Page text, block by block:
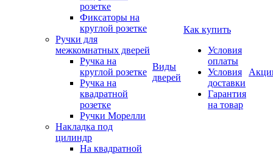
розетке
Фиксаторы на
круглой розетке
Ручки для
межкомнатных дверей
Ручка на
круглой розетке
Ручка на
квадратной
розетке
Ручки Морелли
Накладка под
цилиндр
На квадратной
Виды
дверей
Как купить
Условия
оплаты
Условия
доставки
Гарантия
на товар